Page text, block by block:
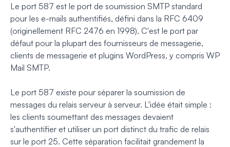
Le port 587 est le port de soumission SMTP standard
pour les e-mails authentifiés, défini dans la RFC 6409
(originellement RFC 2476 en 1998). C'est le port par
défaut pour la plupart des fournisseurs de messagerie,
clients de messagerie et plugins WordPress, y compris WP
Mail SMTP.
Le port 587 existe pour séparer la soumission de
messages du relais serveur à serveur. L'idée était simple :
les clients soumettant des messages devaient
s'authentifier et utiliser un port distinct du trafic de relais
sur le port 25. Cette séparation facilitait grandement la